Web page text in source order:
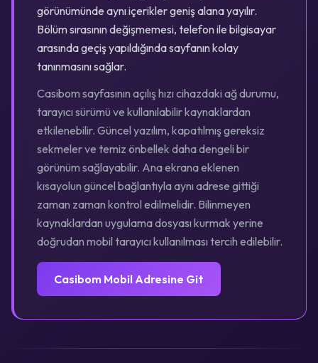
görünümünde aynı içerikler geniş alana yayılır.
Bölüm sırasının değişmemesi, telefon ile bilgisayar
arasında geçiş yapıldığında sayfanın kolay
tanınmasını sağlar.
Casibom sayfasının açılış hızı cihazdaki ağ durumu,
tarayıcı sürümü ve kullanılabilir kaynaklardan
etkilenebilir. Güncel yazılım, kapatılmış gereksiz
sekmeler ve temiz önbellek daha dengeli bir
görünüm sağlayabilir. Ana ekrana eklenen
kısayolun güncel bağlantıyla aynı adrese gittiği
zaman zaman kontrol edilmelidir. Bilinmeyen
kaynaklardan uygulama dosyası kurmak yerine
doğrudan mobil tarayıcı kullanılması tercih edilebilir.
Casibom Mobil Adresine Git